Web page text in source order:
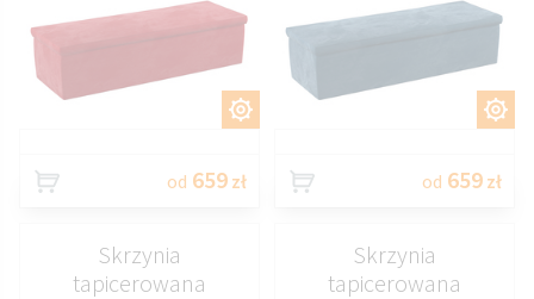
od 659 zł od 659 zł
Skrzynia
tapicerowana
Skrzynia
tapicerowana